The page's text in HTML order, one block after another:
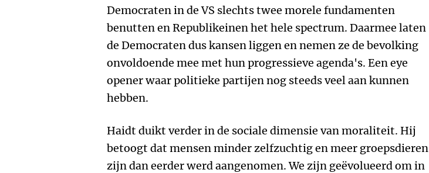
Democraten in de VS slechts twee morele fundamenten
benutten en Republikeinen het hele spectrum. Daarmee laten
de Democraten dus kansen liggen en nemen ze de bevolking
onvoldoende mee met hun progressieve agenda's. Een eye
opener waar politieke partijen nog steeds veel aan kunnen
hebben.
Haidt duikt verder in de sociale dimensie van moraliteit. Hij
betoogt dat mensen minder zelfzuchtig en meer groepsdieren
zijn dan eerder werd aangenomen. We zijn geëvolueerd om in